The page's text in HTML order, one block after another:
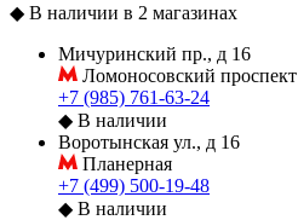
◆ В наличии в 2 магазинах
Мичуринский пр., д 16
Ломоносовский проспект
+7 (985) 761-63-24
◆ В наличии
Воротынская ул., д 16
Планерная
+7 (499) 500-19-48
◆ В наличии